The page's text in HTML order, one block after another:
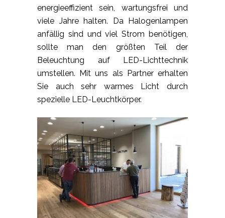
energieeffizient sein, wartungsfrei und
viele Jahre halten. Da Halogenlampen
anfällig sind und viel Strom benötigen,
sollte man den größten Teil der
Beleuchtung auf LED-Lichttechnik
umstellen. Mit uns als Partner erhalten
Sie auch sehr warmes Licht durch
spezielle LED-Leuchtkörper.